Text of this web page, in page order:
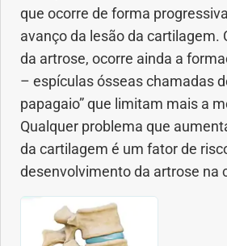
Drogas
Emagrecimento
Geral
Gravidez
Medicia Alternativa
que ocorre de forma
avanço da lesão da cartilagem.
da artrose, ocorre ainda a
– espículas ósseas chamadas
papagaio” que limitam mais a
Qualquer problema que
da cartilagem é um fator de
desenvolvimento da artrose na